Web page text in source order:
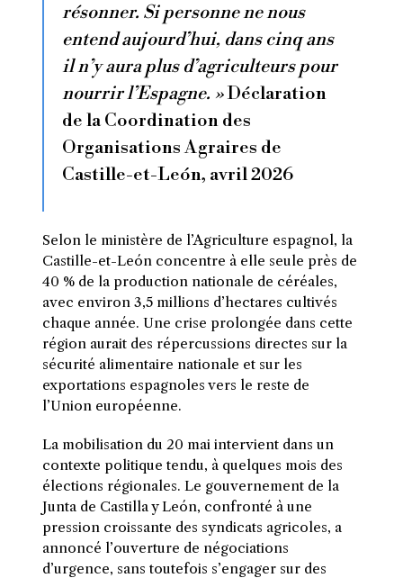
résonner. Si personne ne nous
entend aujourd’hui, dans cinq ans
il n’y aura plus d’agriculteurs pour
nourrir l’Espagne. »Déclaration
de la Coordination des
Organisations Agraires de
Castille-et-León, avril 2026
Selon le ministère de l’Agriculture espagnol, la
Castille-et-León concentre à elle seule près de
40 % de la production nationale de céréales,
avec environ 3,5 millions d’hectares cultivés
chaque année. Une crise prolongée dans cette
région aurait des répercussions directes sur la
sécurité alimentaire nationale et sur les
exportations espagnoles vers le reste de
l’Union européenne.
La mobilisation du 20 mai intervient dans un
contexte politique tendu, à quelques mois des
élections régionales. Le gouvernement de la
Junta de Castilla y León, confronté à une
pression croissante des syndicats agricoles, a
annoncé l’ouverture de négociations
d’urgence, sans toutefois s’engager sur des